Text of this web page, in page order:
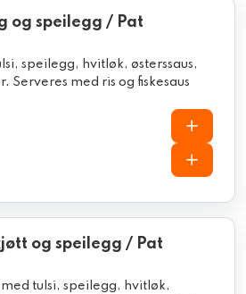
og speilegg / Pat
speilegg, hvitløk, østerssaus,
Serveres med ris og fiskesaus
og speilegg / Pat
tulsi, speilegg, hvitløk,